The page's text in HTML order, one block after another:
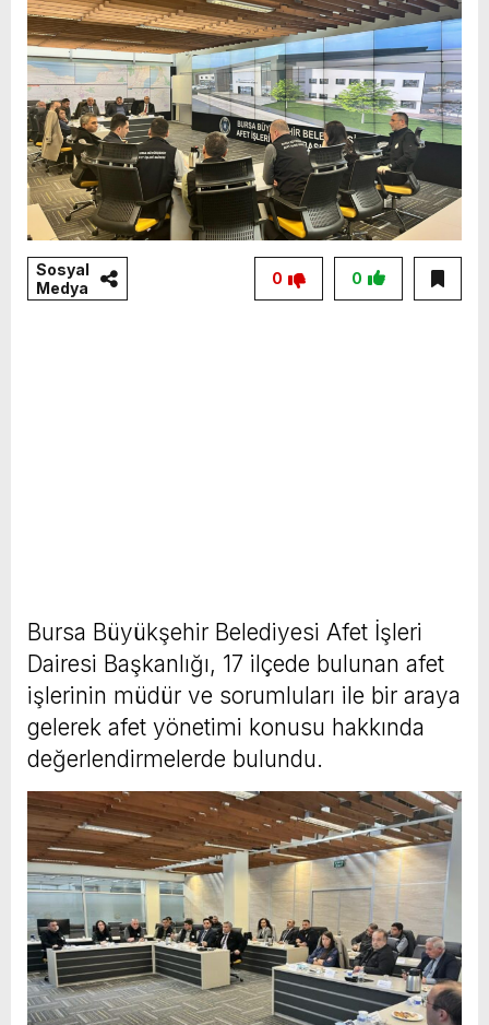
Sosyal
Medya
0
0
Bursa Büyükşehir Belediyesi Afet İşleri
Dairesi Başkanlığı, 17 ilçede bulunan afet
işlerinin müdür ve sorumluları ile bir araya
gelerek afet yönetimi konusu hakkında
değerlendirmelerde bulundu.